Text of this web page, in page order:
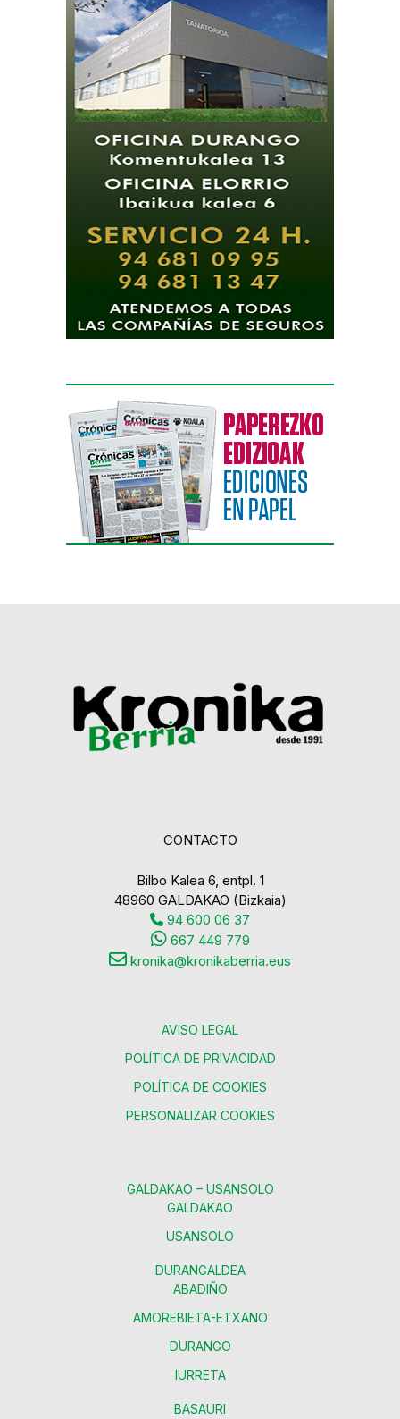
CONTACTO
Bilbo Kalea 6, entpl. 1
48960 GALDAKAO (Bizkaia)
94 600 06 37
667 449 779
kronika@kronikaberria.eus
AVISO LEGAL
POLÍTICA DE PRIVACIDAD
POLÍTICA DE COOKIES
PERSONALIZAR COOKIES
GALDAKAO – USANSOLO
GALDAKAO
USANSOLO
DURANGALDEA
ABADIÑO
AMOREBIETA-ETXANO
DURANGO
IURRETA
BASAURI